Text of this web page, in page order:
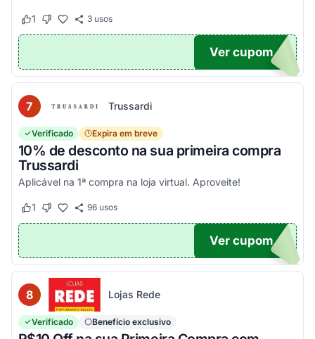
Este cupom funcionou
1 Este cupom não funcionou
3usos
EIRA
Ver cupom
7 Trussardi
Verificado Expira em breve
10% de desconto na sua primeira compra
Trussardi
Aplicável na 1ª compra na loja virtual. Aproveite!
Este cupom funcionou
1 Este cupom não funcionou
96usos
OM10
Ver cupom
8 Lojas Rede
Verificado Benefício exclusivo